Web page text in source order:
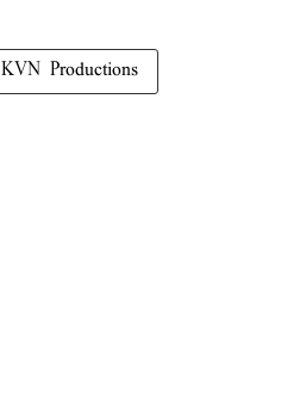
KVN Productions